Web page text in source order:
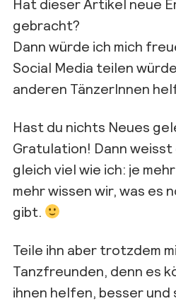
Hat dieser Artikel neue
gebracht?
Dann würde ich mich
Social Media teilen
anderen TänzerInnen
Hast du nichts Neues
Gratulation! Dann weisst
gleich viel wie ich: je
mehr wissen wir, was es
gibt.
Teile ihn aber trotzdem
Tanzfreunden, denn es
ihnen helfen, besser